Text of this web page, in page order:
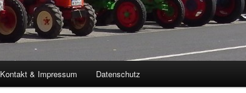
Kontakt & Impressum Datenschutz